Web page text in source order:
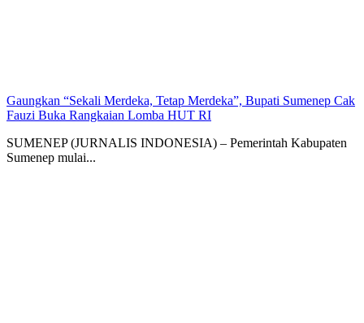
Gaungkan “Sekali Merdeka, Tetap Merdeka”, Bupati Sumenep Cak
Fauzi Buka Rangkaian Lomba HUT RI
SUMENEP (JURNALIS INDONESIA) – Pemerintah Kabupaten
Sumenep mulai...